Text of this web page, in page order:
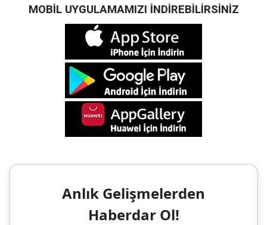
MOBİL UYGULAMAMIZI İNDİREBİLİRSİNİZ
Anlık Gelişmelerden
Haberdar Ol!